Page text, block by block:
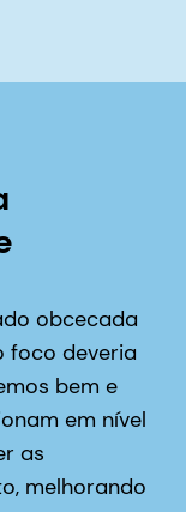
obcecada
foco deveria
bem e
em nível
as
melhorando